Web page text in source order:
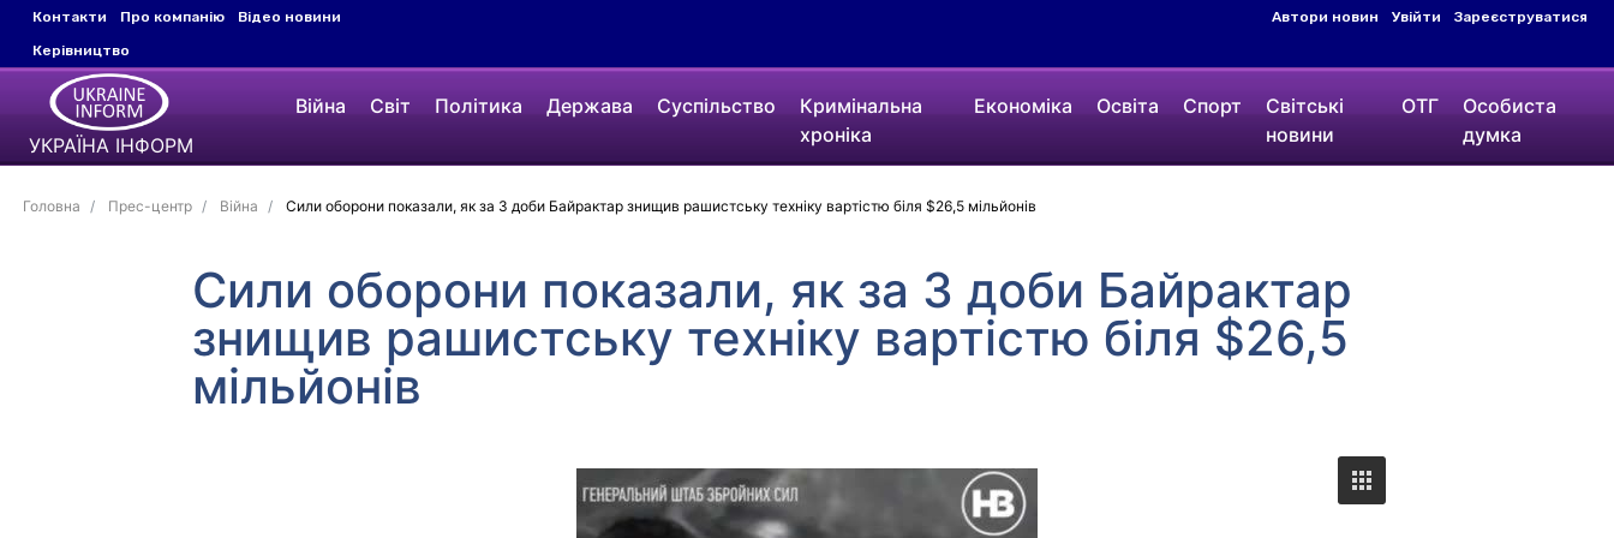
Контакти Про компанію
Відео новини
Керівництво
Автори новин Увійти Зареєструватися
УКРАЇНА ІНФОРМ
Війна Світ Політика Держава Суспільство
Кримінальна
хроніка
Економіка Освіта Спорт
Світські
новини
ОТГ
Особиста
думка
Головна Прес-центр Війна Сили оборони показали, як за 3 доби Байрактар знищив рашистську техніку вартістю біля $26,5 мільйонів
Сили оборони показали, як за 3 доби Байрактар
знищив рашистську техніку вартістю біля $26,5
мільйонів